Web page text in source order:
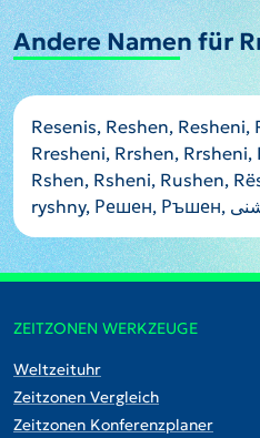
Andere Namen für
Resenis, Reshen, Resheni,
Rresheni, Rrshen, Rrsheni,
Rshen, Rsheni, Rushen,
ZEITZONEN WERKZEUGE
Weltzeituhr
Zeitzonen Vergleich
Zeitzonen Konferenzplaner